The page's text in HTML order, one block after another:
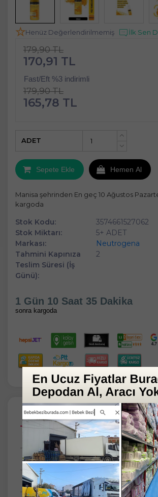
Henüz Değerlendirilmemiş İlk Sen
179,90 TL
170,91 TL
Fast/Eft %3 indirimli
179,90 TL
165,78 TL
+
ADET
Sepete Ekle Hemen Al
Manisa şehrinden En geç 10 Ağustos
kargoda
Stok Kodu:
3574661527062
Stok Miktarı:
5+ ADET
Markası:
Neutrogena
Tahmini Kapınıza
Teslim Süresi (İş
Günü):
2
1 Gün 10 Saat 35 Dakika
sonra kargoda
Açıklamalar
Taksit Seçenekleri
Tüm Yorumlar
Tüm Sorular